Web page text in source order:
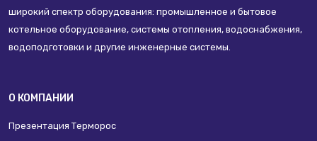
широкий спектр оборудования: промышленное и бытовое
котельное оборудование, системы отопления, водоснабжения,
водоподготовки и другие инженерные системы.
О КОМПАНИИ
Презентация Терморос